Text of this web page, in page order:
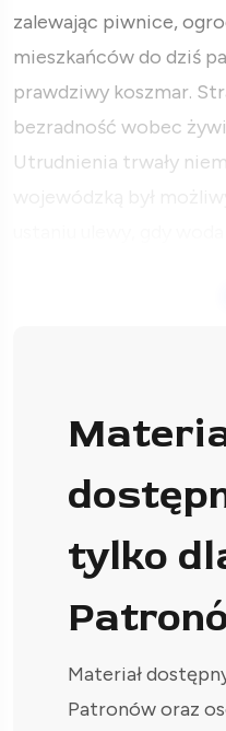
zalewając piwnice,
mieszkańców do dziś
prawdziwy koszmar.
bezradność wobec
Utrudnienia trwały
tylko
Materiał
Patronów oraz